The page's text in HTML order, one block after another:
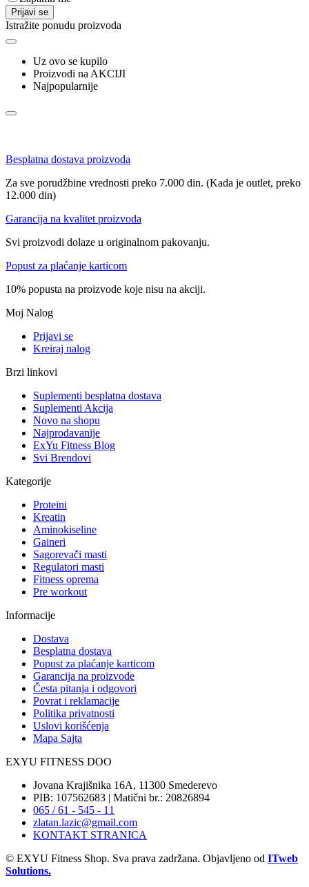
Prijavi se
Istražite ponudu proizvoda
Uz ovo se kupilo
Proizvodi na AKCIJI
Najpopularnije
Besplatna dostava proizvoda
Za sve porudžbine vrednosti preko 7.000 din. (Kada je outlet, preko
12.000 din)
Garancija na kvalitet proizvoda
Svi proizvodi dolaze u originalnom pakovanju.
Popust za plaćanje karticom
10% popusta na proizvode koje nisu na akciji.
Moj Nalog
Prijavi se
Kreiraj nalog
Brzi linkovi
Suplementi besplatna dostava
Suplementi Akcija
Novo na shopu
Najprodavanije
ExYu Fitness Blog
Svi Brendovi
Kategorije
Proteini
Kreatin
Aminokiseline
Gaineri
Sagorevači masti
Regulatori masti
Fitness oprema
Pre workout
Informacije
Dostava
Besplatna dostava
Popust za plaćanje karticom
Garancija na proizvode
Česta pitanja i odgovori
Povrat i reklamacije
Politika privatnosti
Uslovi korišćenja
Mapa Sajta
EXYU FITNESS DOO
Jovana Krajišnika 16A, 11300 Smederevo
PIB: 107562683 | Matični br.: 20826894
065 / 61 - 545 - 11
zlatan.lazic@gmail.com
KONTAKT STRANICA
© EXYU Fitness Shop. Sva prava zadržana. Objavljeno od ITweb
Solutions.